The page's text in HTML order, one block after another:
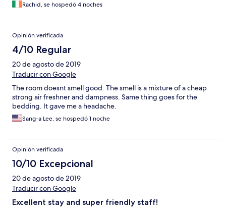
Rachid, se hospedó 4 noches
Opinión verificada
4/10 Regular
20 de agosto de 2019
Traducir con Google
The room doesnt smell good. The smell is a mixture of a cheap
strong air freshner and dampness. Same thing goes for the
bedding. It gave me a headache.
Sang-a Lee, se hospedó 1 noche
Opinión verificada
10/10 Excepcional
20 de agosto de 2019
Traducir con Google
Excellent stay and super friendly staff!